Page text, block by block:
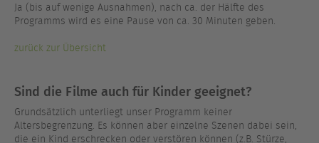
Ja (bis auf wenige Ausnahmen), nach ca. der Hälfte des
Programms wird es eine Pause von ca. 30 Minuten geben.
zurück zur Übersicht
Sind die Filme auch für Kinder geeignet?
Grundsätzlich unterliegt unser Programm keiner
Altersbegrenzung. Es können aber einzelne Szenen dabei sein,
die ein Kind erschrecken oder verstören können (z.B. Stürze,